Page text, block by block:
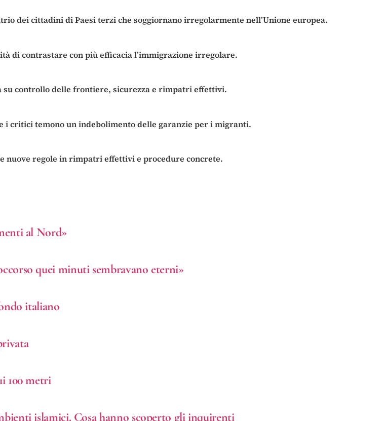
dei cittadini di Paesi terzi che soggiornano irregolarmente nell’Unione europea.
di contrastare con più efficacia l’immigrazione irregolare.
controllo delle frontiere, sicurezza e rimpatri effettivi.
critici temono un indebolimento delle garanzie per i migranti.
nuove regole in rimpatri effettivi e procedure concrete.
al Nord»
quei minuti sembravano eterni»
italiano
100 metri
islamici. Cosa hanno scoperto gli inquirenti